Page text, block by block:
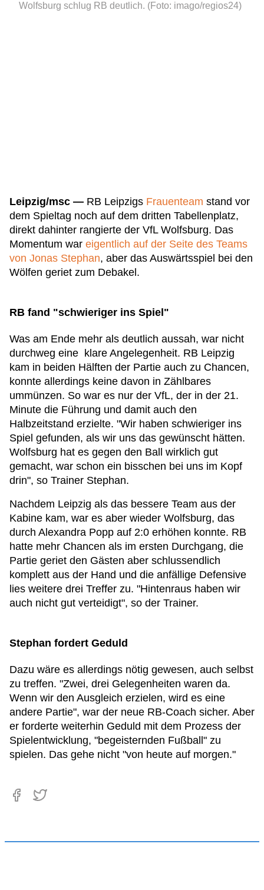
Wolfsburg schlug RB deutlich. (Foto: imago/regios24)
Leipzig/msc — RB Leipzigs Frauenteam stand vor
dem Spieltag noch auf dem dritten Tabellenplatz,
direkt dahinter rangierte der VfL Wolfsburg. Das
Momentum war eigentlich auf der Seite des Teams
von Jonas Stephan, aber das Auswärtsspiel bei den
Wölfen geriet zum Debakel.
RB fand "schwieriger ins Spiel"
Was am Ende mehr als deutlich aussah, war nicht
durchweg eine klare Angelegenheit. RB Leipzig
kam in beiden Hälften der Partie auch zu Chancen,
konnte allerdings keine davon in Zählbares
ummünzen. So war es nur der VfL, der in der 21.
Minute die Führung und damit auch den
Halbzeitstand erzielte. "Wir haben schwieriger ins
Spiel gefunden, als wir uns das gewünscht hätten.
Wolfsburg hat es gegen den Ball wirklich gut
gemacht, war schon ein bisschen bei uns im Kopf
drin", so Trainer Stephan.
Nachdem Leipzig als das bessere Team aus der
Kabine kam, war es aber wieder Wolfsburg, das
durch Alexandra Popp auf 2:0 erhöhen konnte. RB
hatte mehr Chancen als im ersten Durchgang, die
Partie geriet den Gästen aber schlussendlich
komplett aus der Hand und die anfällige Defensive
lies weitere drei Treffer zu. "Hintenraus haben wir
auch nicht gut verteidigt", so der Trainer.
Stephan fordert Geduld
Dazu wäre es allerdings nötig gewesen, auch selbst
zu treffen. "Zwei, drei Gelegenheiten waren da.
Wenn wir den Ausgleich erzielen, wird es eine
andere Partie", war der neue RB-Coach sicher. Aber
er forderte weiterhin Geduld mit dem Prozess der
Spielentwicklung, "begeisternden Fußball" zu
spielen. Das gehe nicht "von heute auf morgen."